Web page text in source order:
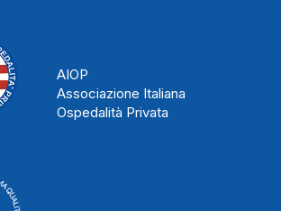
AIOP
Associazione Italiana
Ospedalità Privata